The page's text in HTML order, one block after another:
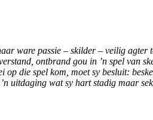
ware passie – skilder – veilig
ontbrand gou in ’n spel
die spel kom, moet sy besluit:
uitdaging wat sy hart stadig maar